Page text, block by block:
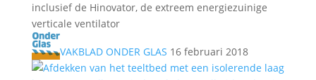
inclusief de Hinovator, de extreem energiezuinige
verticale ventilator
VAKBLAD ONDER GLAS 16 februari 2018